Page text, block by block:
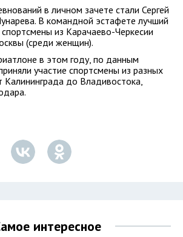
в личном зачете стали Сергей
В командной эстафете лучший
спортсмены из Карачаево-Черкесии
(среди женщин).
в этом году, по данным
участие спортсмены из разных
Калининграда до Владивостока,
интересное